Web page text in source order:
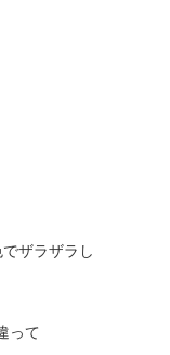
ザラザラし
って